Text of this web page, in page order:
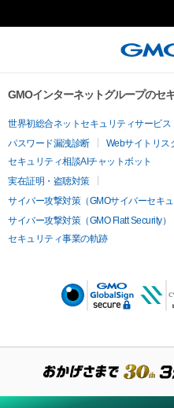
GMOインターネットグループのセ
世界初総合ネットセキュリティサービス
パスワード漏洩診断
Webサイトリス
セキュリティ相談AIチャットボット
実在証明・盗聴対策
サイバー攻撃対策（GMOサイバーセキュ
サイバー攻撃対策（GMO Flatt Security）
セキュリティ事業の軌跡